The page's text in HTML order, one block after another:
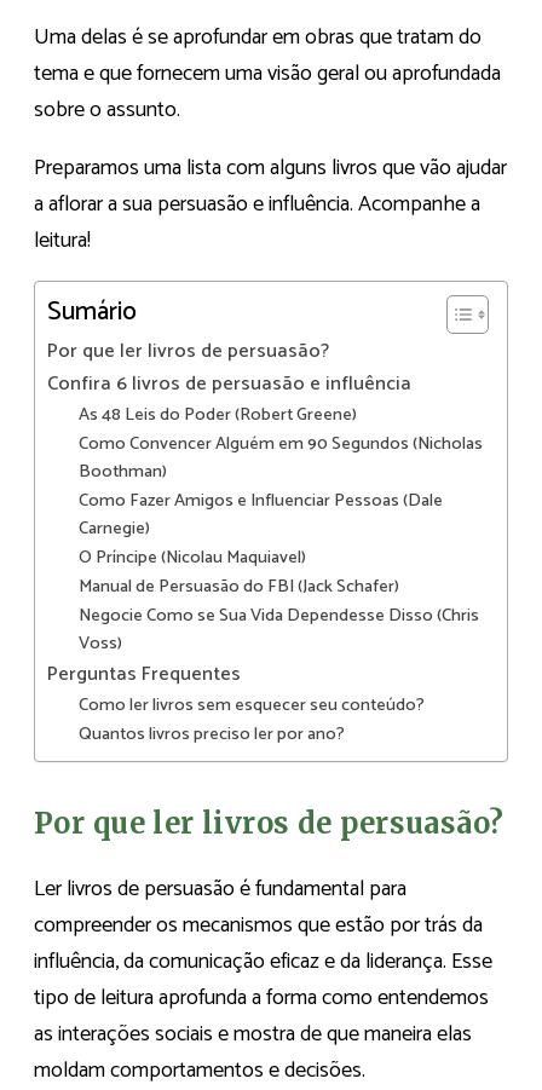
Uma delas é se aprofundar em obras que tratam do
tema e que fornecem uma visão geral ou aprofundada
sobre o assunto.
Preparamos uma lista com alguns livros que vão ajudar
a aflorar a sua persuasão e influência. Acompanhe a
leitura!
Sumário
Por que ler livros de persuasão?
Confira 6 livros de persuasão e influência
As 48 Leis do Poder (Robert Greene)
Como Convencer Alguém em 90 Segundos (Nicholas
Boothman)
Como Fazer Amigos e Influenciar Pessoas (Dale
Carnegie)
O Príncipe (Nicolau Maquiavel)
Manual de Persuasão do FBI (Jack Schafer)
Negocie Como se Sua Vida Dependesse Disso (Chris
Voss)
Perguntas Frequentes
Como ler livros sem esquecer seu conteúdo?
Quantos livros preciso ler por ano?
Por que ler livros de persuasão?
Ler livros de persuasão é fundamental para
compreender os mecanismos que estão por trás da
influência, da comunicação eficaz e da liderança. Esse
tipo de leitura aprofunda a forma como entendemos
as interações sociais e mostra de que maneira elas
moldam comportamentos e decisões.